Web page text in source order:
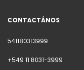
CONTACTÁNOS
541180313999
+549 11 8031-3999